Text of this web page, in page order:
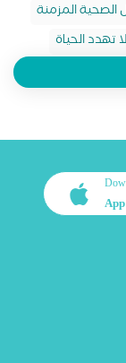
الصحية المزمنة
تهدد الحياة